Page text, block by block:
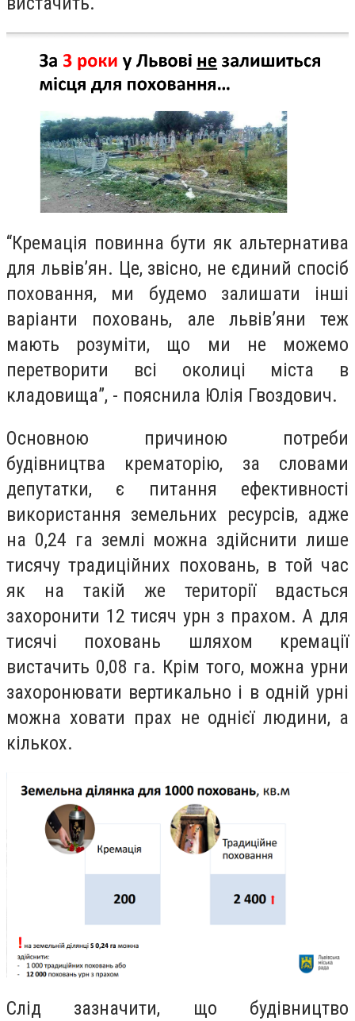
“Кремація повинна бути як альтернатива
для львів’ян. Це, звісно, не єдиний спосіб
поховання, ми будемо залишати інші
варіанти поховань, але львів’яни теж
мають розуміти, що ми не можемо
перетворити всі околиці міста в
кладовища”, - пояснила Юлія Гвоздович.
Основною причиною потреби
будівництва крематорію, за словами
депутатки, є питання ефективності
використання земельних ресурсів, адже
на 0,24 га землі можна здійснити лише
тисячу традиційних поховань, в той час
як на такій же території вдасться
захоронити 12 тисяч урн з прахом. А для
тисячі поховань шляхом кремації
вистачить 0,08 га. Крім того, можна урни
захоронювати вертикально і в одній урні
можна ховати прах не однієї людини, а
кількох.
Слід зазначити, що будівництво